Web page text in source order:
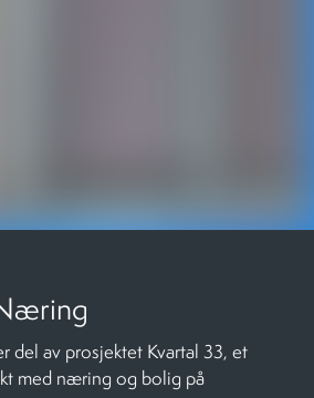
del av prosjektet Kvartal 33, et
med næring og bolig på